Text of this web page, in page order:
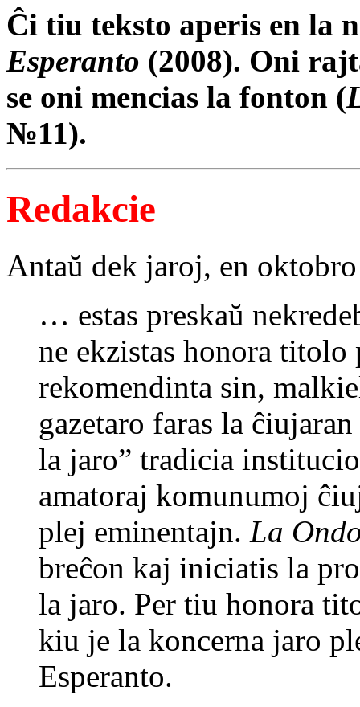
Ĉi tiu teksto aperis en la
Esperanto (2008). Oni
se oni mencias la fonton (
№11).
Redakcie
Antaŭ dek jaroj, en
… estas preskaŭ
ne ekzistas honora titolo
rekomendinta sin,
gazetaro faras la
la jaro” tradicia
amatoraj komunumoj
plej eminentajn. La
breĉon kaj iniciatis la
la jaro. Per tiu honora
kiu je la koncerna jaro
Esperanto.